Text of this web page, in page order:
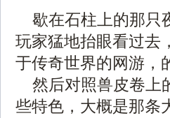
歇在石柱上的那只
玩家猛地抬眼看过去
于传奇世界的网游，
然后对照兽皮卷上
些特色，大概是那